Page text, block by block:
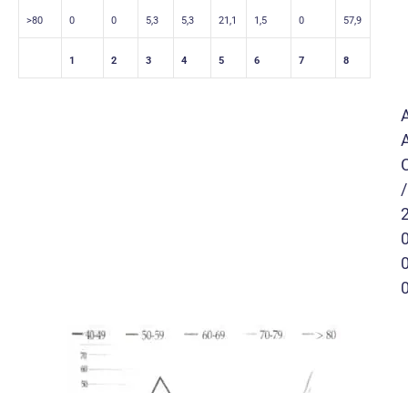
>80 0 0 5,3 5,3 21,1 1,5 0 57,9
1 2 3 4 5 6 7 8
/